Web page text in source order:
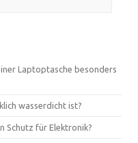
Laptoptasche besonders
wasserdicht ist?
Schutz für Elektronik?